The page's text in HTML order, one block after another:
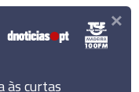
às curtas
×